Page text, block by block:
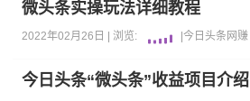
微头条实操玩法详细教程
2022年02月26日 | 浏览: |今日头条 网赚
今日头条“微头条”收益项目介绍